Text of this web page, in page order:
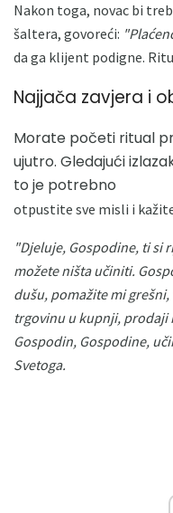
Nakon toga, novac bi
šaltera, govoreći:
da ga klijent podigne.
Najjača zavjera i
Morate početi ritual
ujutro. Gledajući
to je potrebno
otpustite sve misli i
"Djeluje, Gospodine, ti si
možete ništa učiniti.
dušu, pomažite mi
trgovinu u kupnji, prodaji
Gospodin, Gospodine,
Svetoga.